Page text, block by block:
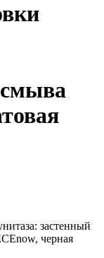
смыва
застенный
черная